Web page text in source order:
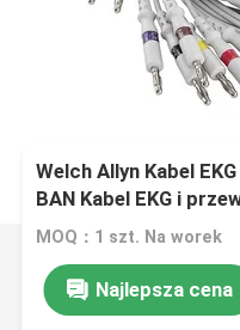
Welch Allyn Kabel
BAN Kabel EKG i
MOQ：1 szt. Na worek
Najlepsza cena